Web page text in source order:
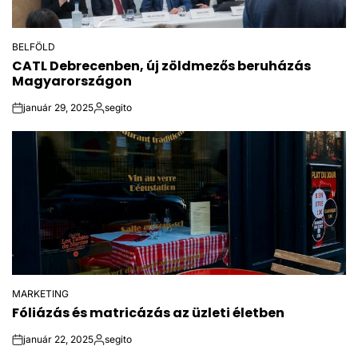
POSTED
IN
BELFÖLD
CATL Debrecenben, új zöldmezős beruházás
Magyarországon
onjanuár 29, 2025Posted
segito
POSTED
IN
MARKETING
Fóliázás és matricázás az üzleti életben
onjanuár 22, 2025Posted
segito